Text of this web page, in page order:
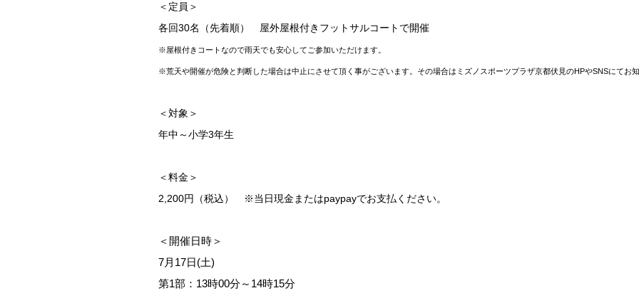
＜定員＞
各回30名（先着順） 屋外屋根付きフットサルコートで開催
※屋根付きコートなので雨天でも安心してご参加いただけます。
※荒天や開催が危険と判断した場合は中止にさせて頂く事がございます。その場合はミズノスポーツプラザ京都伏見のHPやSNSにてお
＜対象＞
年中～小学3年生
＜料金＞
2,200円（税込） ※当日現金またはpaypayでお支払ください。
＜開催日時＞
7月17日(土)
第1部：13時00分～14時15分